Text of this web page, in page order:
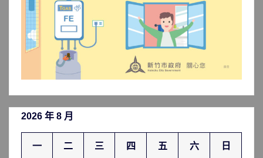
2026 年 8 月
一 二 三 四 五 六 日